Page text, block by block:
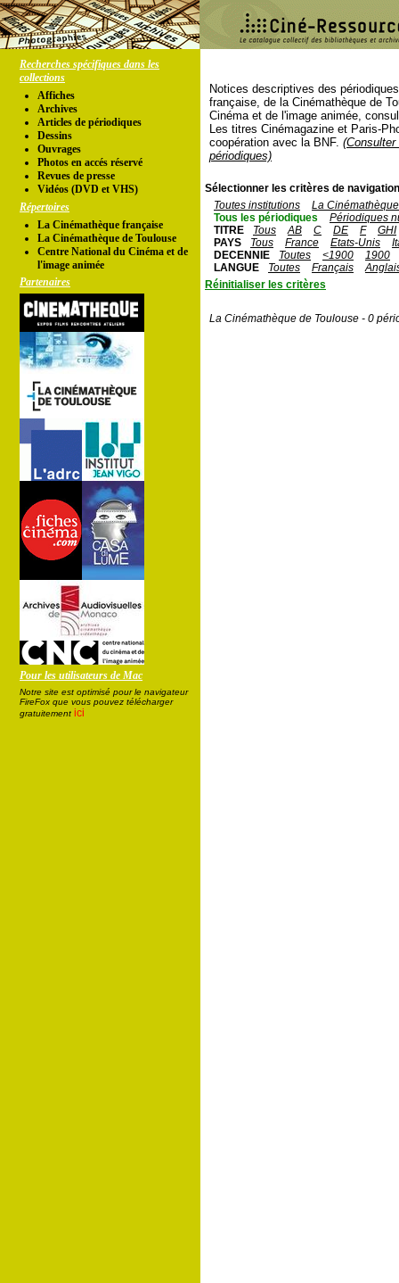
Recherches spécifiques dans les
collections
Affiches
Archives
Articles de périodiques
Dessins
Ouvrages
Photos en accés réservé
Revues de presse
Vidéos (DVD et VHS)
Répertoires
La Cinémathèque française
La Cinémathèque de Toulouse
Centre National du Cinéma et de
l'image animée
Partenaires
Pour les utilisateurs de Mac
Notre site est optimisé pour le navigateur
FireFox que vous pouvez télécharger
gratuitement ici
Notices descriptives des
française, de la Cinémathèque de
Cinéma et de l'image animée,
Les titres Cinémagazine et Paris-
coopération avec la BNF.
périodiques)
Sélectionner les critères de
Toutes institutions
La
Tous les périodiques
Périodiques
TITRE
Tous AB C DE F
GHI
PAYS
Tous France Etats-Unis
DECENNIE
Toutes <1900
1900
LANGUE
Toutes Français
Réinitialiser les critères
La Cinémathèque de Toulouse - 0